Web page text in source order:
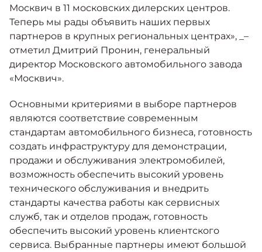
Москвич в 11 московских дилерских центров.
Теперь мы рады объявить наших первых
партнеров в крупных региональных центрах», _–
отметил Дмитрий Пронин, генеральный
директор Московского автомобильного завода
«Москвич».
Основными критериями в выборе партнеров
являются соответствие современным
стандартам автомобильного бизнеса, готовность
создать инфраструктуру для демонстрации,
продажи и обслуживания электромобилей,
возможность обеспечить высокий уровень
технического обслуживания и внедрить
стандарты качества работы как сервисных
служб, так и отделов продаж, готовность
обеспечить высокий уровень клиентского
сервиса. Выбранные партнеры имеют большой